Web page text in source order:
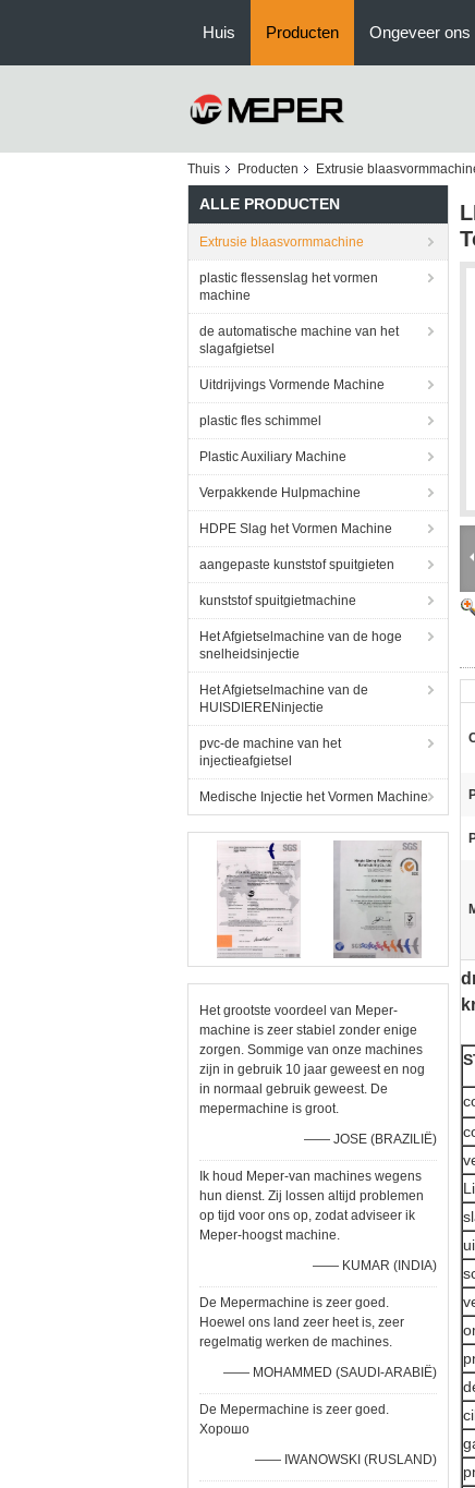
Huis Producten Ongeveer ons
Thuis Producten Extrusie
ALLE PRODUCTEN
Extrusie blaasvormmachine
plastic flessenslag het vormen
machine
de automatische machine van het
slagafgietsel
Uitdrijvings Vormende Machine
plastic fles schimmel
Plastic Auxiliary Machine
Verpakkende Hulpmachine
HDPE Slag het Vormen Machine
aangepaste kunststof spuitgieten
kunststof spuitgietmachine
Het Afgietselmachine van de hoge
snelheidsinjectie
Het Afgietselmachine van de
HUISDIERENinjectie
pvc-de machine van het
injectieafgietsel
Medische Injectie het Vormen Machine
Het grootste voordeel van Meper-
machine is zeer stabiel zonder enige
zorgen. Sommige van onze machines
zijn in gebruik 10 jaar geweest en nog
in normaal gebruik geweest. De
mepermachine is groot.
—— JOSE (BRAZILIË)
Ik houd Meper-van machines wegens
hun dienst. Zij lossen altijd problemen
op tijd voor ons op, zodat adviseer ik
Meper-hoogst machine.
—— KUMAR (INDIA)
De Mepermachine is zeer goed.
Hoewel ons land zeer heet is, zeer
regelmatig werken de machines.
—— MOHAMMED (SAUDI-ARABIË)
De Mepermachine is zeer goed.
Хорошо
—— IWANOWSKI (RUSLAND)